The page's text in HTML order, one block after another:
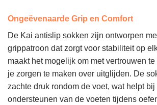
Ongeëvenaarde Grip en Comfort
De Kai antislip sokken zijn ontworpen
grippatroon dat zorgt voor stabiliteit op
maakt het mogelijk om met vertrouwen
je zorgen te maken over uitglijden. De
zachte druk rondom de voet, wat helpt
ondersteunen van de voeten tijdens